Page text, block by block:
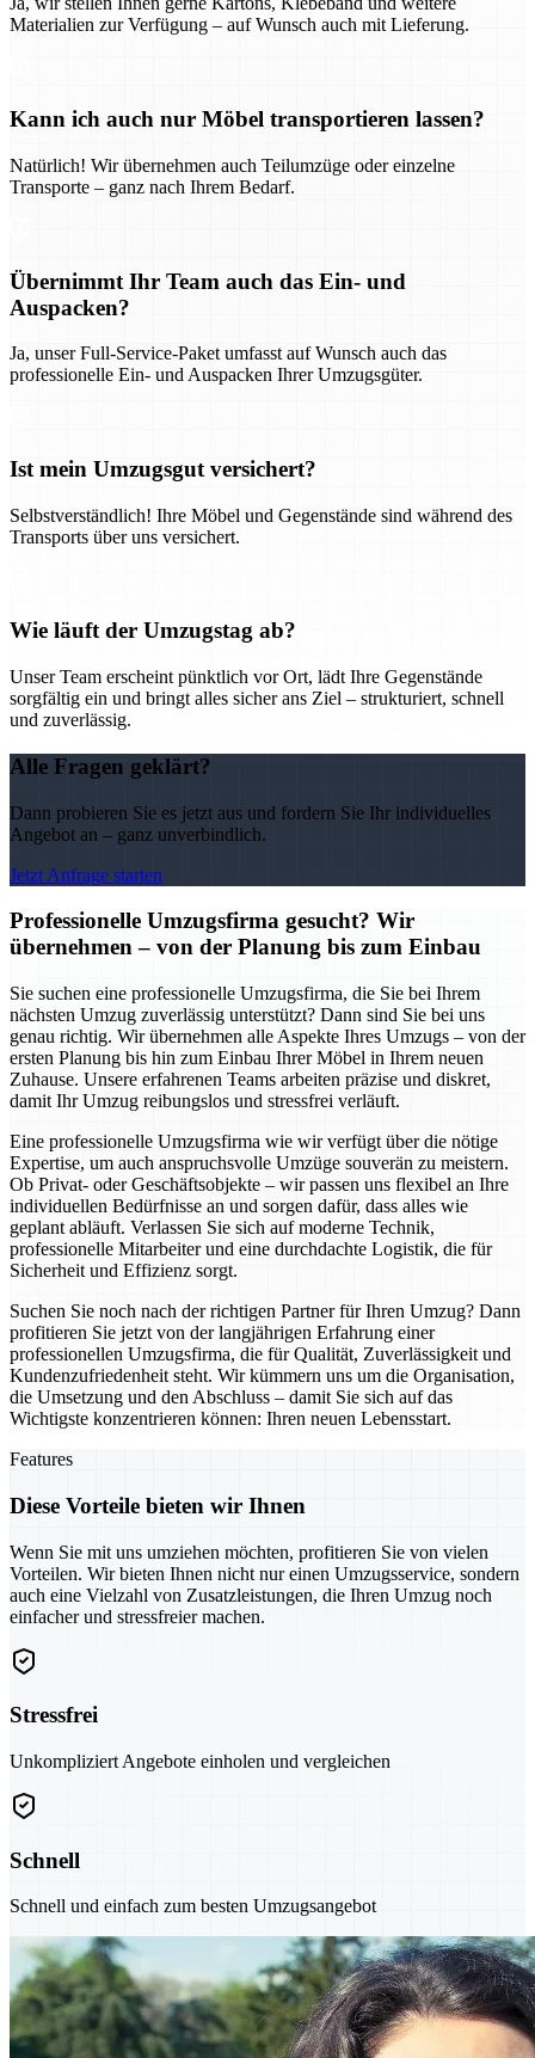
Materialien zur Verfügung – auf Wunsch auch mit Lieferung.
Kann ich auch nur Möbel transportieren lassen?
Natürlich! Wir übernehmen auch Teilumzüge oder einzelne
Transporte – ganz nach Ihrem Bedarf.
Übernimmt Ihr Team auch das Ein- und
Auspacken?
Ja, unser Full-Service-Paket umfasst auf Wunsch auch das
professionelle Ein- und Auspacken Ihrer Umzugsgüter.
Ist mein Umzugsgut versichert?
Selbstverständlich! Ihre Möbel und Gegenstände sind während des
Transports über uns versichert.
Wie läuft der Umzugstag ab?
Unser Team erscheint pünktlich vor Ort, lädt Ihre Gegenstände
sorgfältig ein und bringt alles sicher ans Ziel – strukturiert, schnell
und zuverlässig.
Alle Fragen geklärt?
Dann probieren Sie es jetzt aus und fordern Sie Ihr individuelles
Angebot an – ganz unverbindlich.
Jetzt Anfrage starten
Professionelle Umzugsfirma gesucht? Wir
übernehmen – von der Planung bis zum Einbau
Sie suchen eine professionelle Umzugsfirma, die Sie bei Ihrem
nächsten Umzug zuverlässig unterstützt? Dann sind Sie bei uns
genau richtig. Wir übernehmen alle Aspekte Ihres Umzugs – von der
ersten Planung bis hin zum Einbau Ihrer Möbel in Ihrem neuen
Zuhause. Unsere erfahrenen Teams arbeiten präzise und diskret,
damit Ihr Umzug reibungslos und stressfrei verläuft.
Eine professionelle Umzugsfirma wie wir verfügt über die nötige
Expertise, um auch anspruchsvolle Umzüge souverän zu meistern.
Ob Privat- oder Geschäftsobjekte – wir passen uns flexibel an Ihre
individuellen Bedürfnisse an und sorgen dafür, dass alles wie
geplant abläuft. Verlassen Sie sich auf moderne Technik,
professionelle Mitarbeiter und eine durchdachte Logistik, die für
Sicherheit und Effizienz sorgt.
Suchen Sie noch nach der richtigen Partner für Ihren Umzug? Dann
profitieren Sie jetzt von der langjährigen Erfahrung einer
professionellen Umzugsfirma, die für Qualität, Zuverlässigkeit und
Kundenzufriedenheit steht. Wir kümmern uns um die Organisation,
die Umsetzung und den Abschluss – damit Sie sich auf das
Wichtigste konzentrieren können: Ihren neuen Lebensstart.
Features
Diese Vorteile bieten wir Ihnen
Wenn Sie mit uns umziehen möchten, profitieren Sie von vielen
Vorteilen. Wir bieten Ihnen nicht nur einen Umzugsservice, sondern
auch eine Vielzahl von Zusatzleistungen, die Ihren Umzug noch
einfacher und stressfreier machen.
Stressfrei
Unkompliziert Angebote einholen und vergleichen
Schnell
Schnell und einfach zum besten Umzugsangebot